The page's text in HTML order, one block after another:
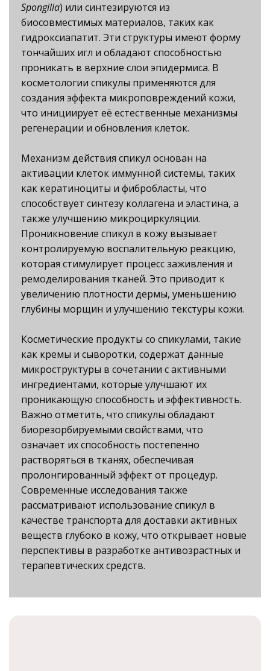
Spongilla) или синтезируются из
биосовместимых материалов, таких как
гидроксиапатит. Эти структуры имеют форму
тончайших игл и обладают способностью
проникать в верхние слои эпидермиса. В
косметологии спикулы применяются для
создания эффекта микроповреждений кожи,
что инициирует её естественные механизмы
регенерации и обновления клеток.
Механизм действия спикул основан на
активации клеток иммунной системы, таких
как кератиноциты и фибробласты, что
способствует синтезу коллагена и эластина, а
также улучшению микроциркуляции.
Проникновение спикул в кожу вызывает
контролируемую воспалительную реакцию,
которая стимулирует процесс заживления и
ремоделирования тканей. Это приводит к
увеличению плотности дермы, уменьшению
глубины морщин и улучшению текстуры кожи.
Косметические продукты со спикулами, такие
как кремы и сыворотки, содержат данные
микроструктуры в сочетании с активными
ингредиентами, которые улучшают их
проникающую способность и эффективность.
Важно отметить, что спикулы обладают
биорезорбируемыми свойствами, что
означает их способность постепенно
растворяться в тканях, обеспечивая
пролонгированный эффект от процедур.
Современные исследования также
рассматривают использование спикул в
качестве транспорта для доставки активных
веществ глубоко в кожу, что открывает новые
перспективы в разработке антивозрастных и
терапевтических средств.